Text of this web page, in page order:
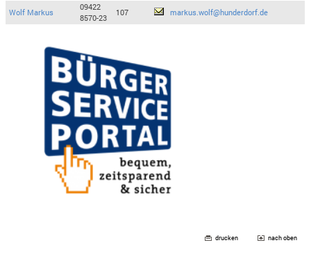
Wolf Markus
09422
8570-23
107 markus.wolf@hunderdorf.de
drucken nach oben